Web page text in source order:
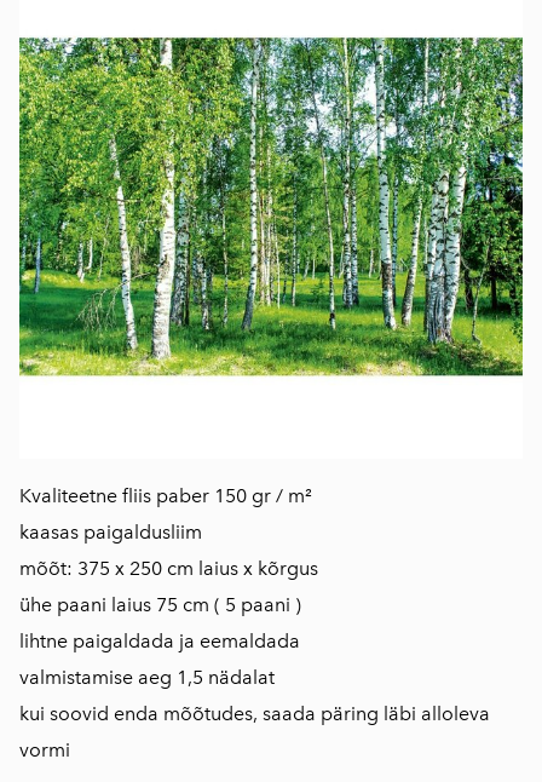
Kvaliteetne fliis paber 150 gr / m²
kaasas paigaldusliim
mõõt: 375 x 250 cm laius x kõrgus
ühe paani laius 75 cm ( 5 paani )
lihtne paigaldada ja eemaldada
valmistamise aeg 1,5 nädalat
kui soovid enda mõõtudes, saada päring läbi alloleva
vormi